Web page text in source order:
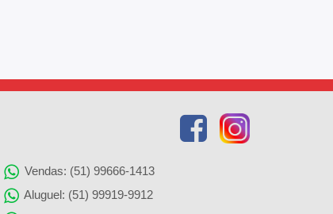
Vendas: (51) 99666-1413
Aluguel: (51) 99919-9912